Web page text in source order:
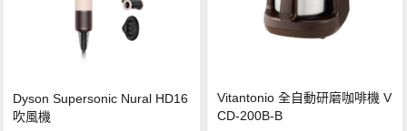
Dyson Supersonic Nural HD16
吹風機
Vitantonio 全自動研磨咖啡機 V
CD-200B-B